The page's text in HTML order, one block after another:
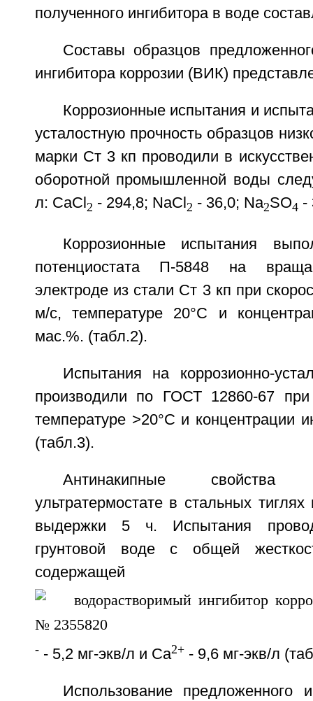
полученного ингибитора в воде
Составы образцов
ингибитора коррозии (ВИК)
Коррозионные испытания и
усталостную прочность образцов
марки Ст 3 кп проводили в
оборотной промышленной воды
л: CaCl 2 - 294,8; NaCl 2 - 36,0; Na2SO4 -
Коррозионные испытания
потенциостата П-5848 на
электроде из стали Ст 3 кп при
м/с, температуре 20°С и
мас.%. (табл.2).
Испытания на коррозионно-
производили по ГОСТ 12860-67
температуре >20°С и концентрации
(табл.3).
Антинакипные
ультратермостате в стальных
выдержки 5 ч. Испытания
грунтовой воде с общей
-- 5,2 мг-экв/л и Са2+- 9,6 мг-экв/л
Использование предложенного